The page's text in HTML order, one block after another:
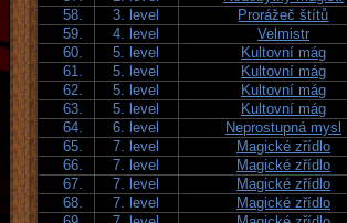
58.
3. level Prorážeč štítů
59.
4. level Velmistr
60.
5. level Kultovní mág
61.
5. level Kultovní mág
62.
5. level Kultovní mág
63.
5. level Kultovní mág
64.
6. level Neprostupná mysl
65.
7. level Magické zřídlo
66.
7. level Magické zřídlo
67.
7. level Magické zřídlo
68.
7. level Magické zřídlo